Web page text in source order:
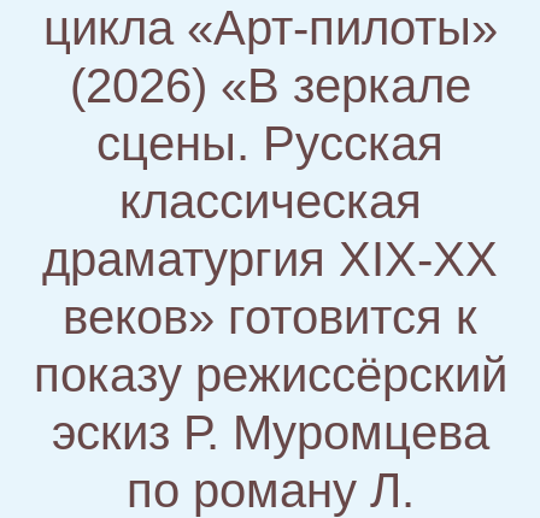
цикла «Арт-пилоты»
(2026) «В зеркале
сцены. Русская
классическая
драматургия XIX-ХХ
веков» готовится к
показу режиссёрский
эскиз Р. Муромцева
по роману Л.